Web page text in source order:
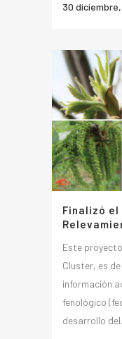
30
Finalizó el
Este
Cluster, es
información
fenológico
desarrollo